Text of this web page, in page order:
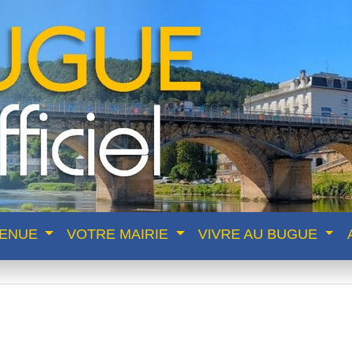
VOTRE MAIRIE VIVRE AU BUGUE